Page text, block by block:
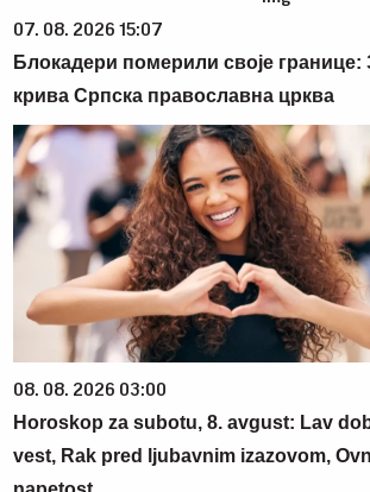
07. 08. 2026 15:07
Блокадери померили своје границе:
крива Српска православна црква
08. 08. 2026 03:00
Horoskop za subotu, 8. avgust: Lav
vest, Rak pred ljubavnim izazovom,